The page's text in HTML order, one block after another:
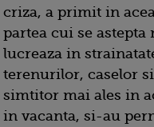
criza, a primit in
partea cui se
lucreaza in
terenurilor, caselor
simtitor mai ales in
in vacanta, si-au